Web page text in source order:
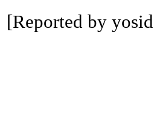
[Reported by